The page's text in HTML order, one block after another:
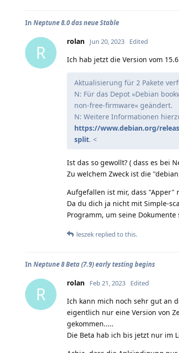
In Neptune 8.0 das neue Stable
R
rolan Jun 20, 2023 Edited
Ich hab jetzt die Version vom
Aktualisierung für 2 Pakete
N: Für das Depot »Debian
non-free-firmware« geändert.
N: Weitere Informationen
https://www.debian.org/
split. <
Ist das so gewollt? ( dass es bei
Zu welchem Zweck ist die
Aufgefallen ist mir, dass "Apper"
Da du dich ja nicht mit Simple-
Programm, um seine
leszek replied to this.
In Neptune 8 Beta (7.9) early testing begins
R
rolan Feb 21, 2023 Edited
Ich kann mich noch sehr gut an
eigentlich nur eine Version von
gekommen.....
Die Beta hab ich bis jetzt nur im